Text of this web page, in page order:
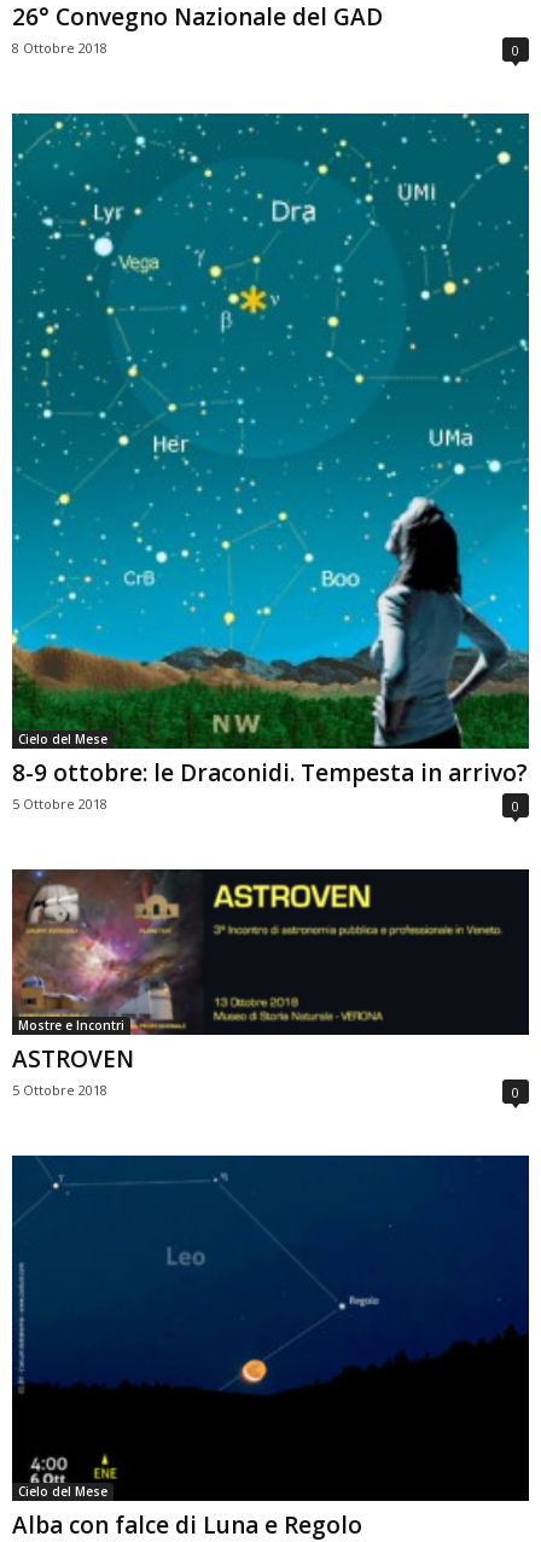
26° Convegno Nazionale del GAD
8 Ottobre 2018 0
Cielo del Mese
8-9 ottobre: le Draconidi. Tempesta in arrivo?
5 Ottobre 2018 0
Mostre e Incontri
ASTROVEN
5 Ottobre 2018 0
Cielo del Mese
Alba con falce di Luna e Regolo